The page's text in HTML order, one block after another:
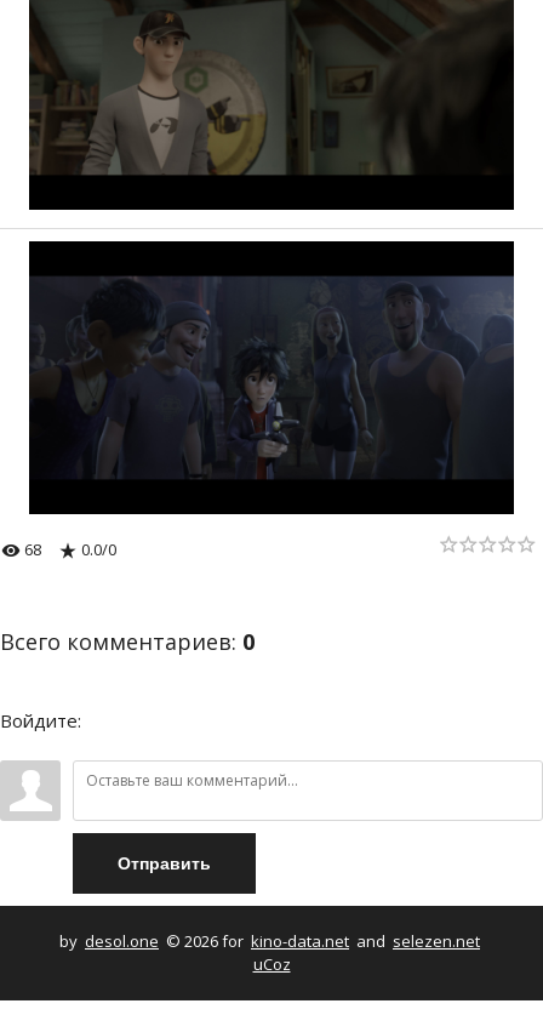
68 0.0/0
Всего комментариев: 0
Войдите:
Отправить
by desol.one © 2026 for kino-data.net and selezen.net
uCoz